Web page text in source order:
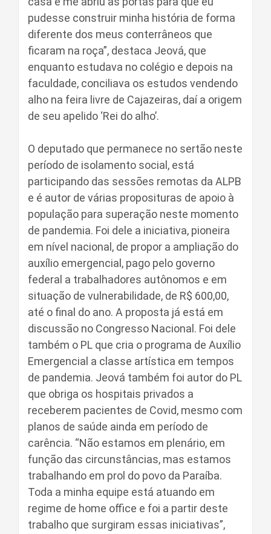
pudesse construir minha história de forma
diferente dos meus conterrâneos que
ficaram na roça”, destaca Jeová, que
enquanto estudava no colégio e depois na
faculdade, conciliava os estudos vendendo
alho na feira livre de Cajazeiras, daí a origem
de seu apelido ‘Rei do alho’.
O deputado que permanece no sertão neste
período de isolamento social, está
participando das sessões remotas da ALPB
e é autor de várias proposituras de apoio à
população para superação neste momento
de pandemia. Foi dele a iniciativa, pioneira
em nível nacional, de propor a ampliação do
auxílio emergencial, pago pelo governo
federal a trabalhadores autônomos e em
situação de vulnerabilidade, de R$ 600,00,
até o final do ano. A proposta já está em
discussão no Congresso Nacional. Foi dele
também o PL que cria o programa de Auxílio
Emergencial a classe artística em tempos
de pandemia. Jeová também foi autor do PL
que obriga os hospitais privados a
receberem pacientes de Covid, mesmo com
planos de saúde ainda em período de
carência. “Não estamos em plenário, em
função das circunstâncias, mas estamos
trabalhando em prol do povo da Paraíba.
Toda a minha equipe está atuando em
regime de home office e foi a partir deste
trabalho que surgiram essas iniciativas”,